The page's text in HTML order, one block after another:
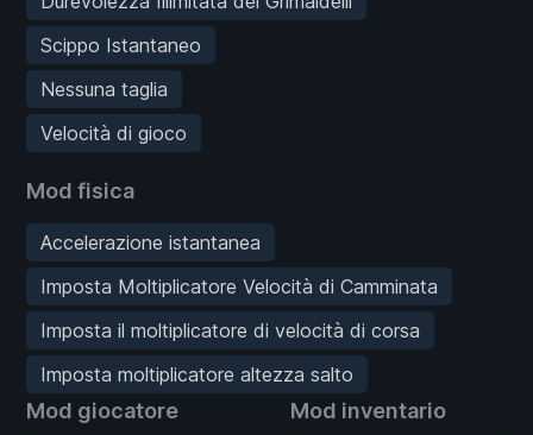
Scippo Istantaneo
Nessuna taglia
Velocità di gioco
Mod fisica
Accelerazione istantanea
Imposta Moltiplicatore Velocità di Camminata
Imposta il moltiplicatore di velocità di corsa
Imposta moltiplicatore altezza salto
Mod giocatore Mod inventario